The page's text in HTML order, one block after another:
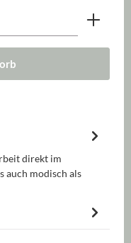
Wert ein
direkt im
auch modisch als